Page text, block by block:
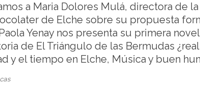
a Maria Dolores Mulá, directora de la
de Elche sobre su propuesta
Yenay nos presenta su primera
de El Triángulo de las Bermudas
y el tiempo en Elche, Música y buen